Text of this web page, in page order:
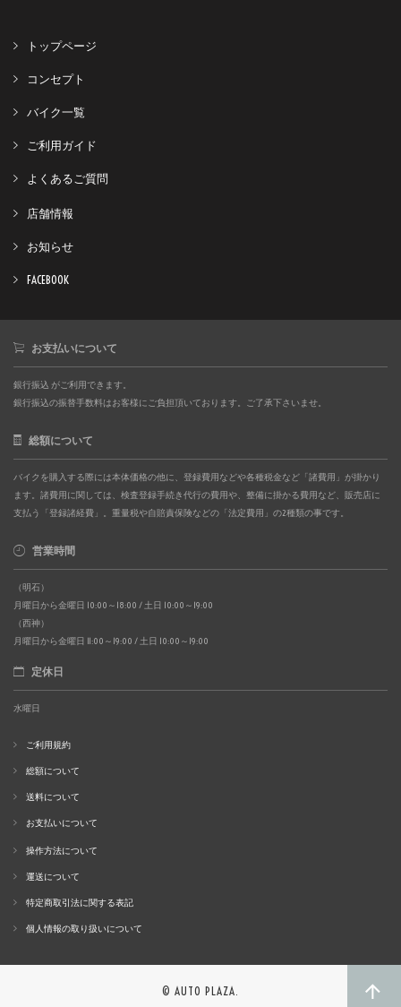
トップページ
コンセプト
バイク一覧
ご利用ガイド
よくあるご質問
店舗情報
お知らせ
FACEBOOK
お支払いについて
銀行振込 がご利用できます。
銀行振込の振替手数料はお客様にご負担頂いております。ご了承下さいませ。
総額について
バイクを購入する際には本体価格の他に、登録費用などや各種税金など「諸費用」が掛かり
ます。諸費用に関しては、検査登録手続き代行の費用や、整備に掛かる費用など、販売店に
支払う「登録諸経費」。重量税や自賠責保険などの「法定費用」の2種類の事です。
営業時間
（明石）
月曜日から金曜日 10:00～18:00 / 土日 10:00～19:00
（西神）
月曜日から金曜日 11:00～19:00 / 土日 10:00～19:00
定休日
水曜日
ご利用規約
総額について
送料について
お支払いについて
操作方法について
運送について
特定商取引法に関する表記
個人情報の取り扱いについて
© AUTO PLAZA.